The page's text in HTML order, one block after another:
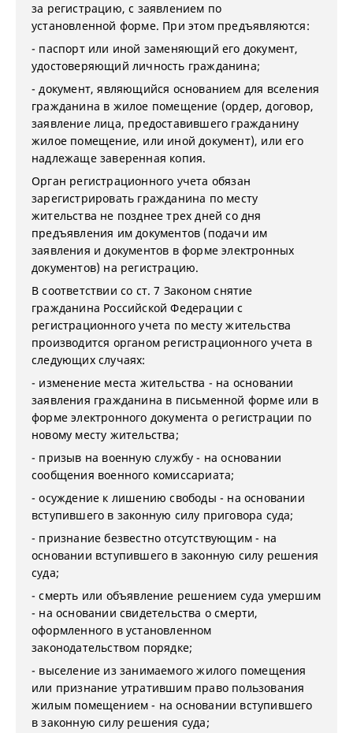
за регистрацию, с заявлением по
установленной форме. При этом предъявляются:
- паспорт или иной заменяющий его документ,
удостоверяющий личность гражданина;
- документ, являющийся основанием для вселения
гражданина в жилое помещение (ордер, договор,
заявление лица, предоставившего гражданину
жилое помещение, или иной документ), или его
надлежаще заверенная копия.
Орган регистрационного учета обязан
зарегистрировать гражданина по месту
жительства не позднее трех дней со дня
предъявления им документов (подачи им
заявления и документов в форме электронных
документов) на регистрацию.
В соответствии со ст. 7 Законом снятие
гражданина Российской Федерации с
регистрационного учета по месту жительства
производится органом регистрационного учета в
следующих случаях:
- изменение места жительства - на основании
заявления гражданина в письменной форме или в
форме электронного документа о регистрации по
новому месту жительства;
- призыв на военную службу - на основании
сообщения военного комиссариата;
- осуждение к лишению свободы - на основании
вступившего в законную силу приговора суда;
- признание безвестно отсутствующим - на
основании вступившего в законную силу решения
суда;
- смерть или объявление решением суда умершим
- на основании свидетельства о смерти,
оформленного в установленном
законодательством порядке;
- выселение из занимаемого жилого помещения
или признание утратившим право пользования
жилым помещением - на основании вступившего
в законную силу решения суда;